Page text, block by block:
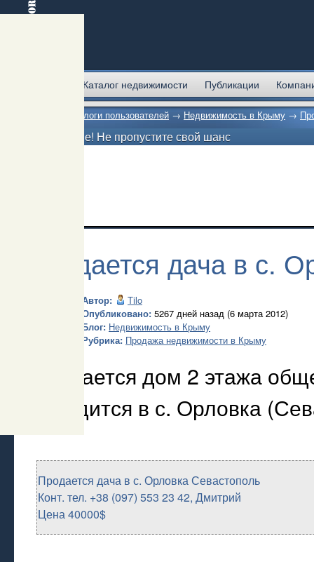
Каталог недвижимости Публикации
Блоги пользователей → Недвижимость в Крыму →
Внимание! Не пропустите свой шанс
Продается дача в с.
Автор:
Tilo
Опубликовано: 5267 дней назад (6 марта 2012)
Блог: Недвижимость в Крыму
Рубрика: Продажа недвижимости в Крыму
Продается дом 2 этажа
находится в с. Орловка
Продается дача в с. Орловка Севастополь
Конт. тел. +38 (097) 553 23 42, Дмитрий
Цена 40000$